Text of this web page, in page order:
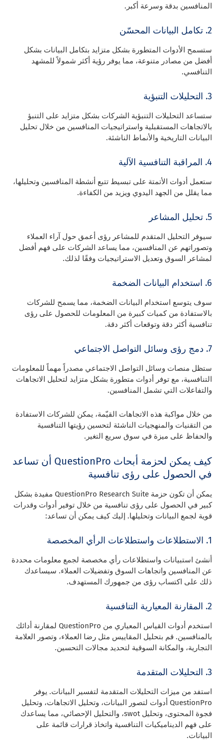
المنافسين بدقة وسرعة أكبر.
2. تكامل البيانات المحسّن
ستسمح الأدوات المتطورة بشكل متزايد بتكامل البيانات بشكل
أفضل من مصادر متنوعة، مما يوفر رؤية أكثر شمولاً للمشهد
التنافسي.
3. التحليلات التنبؤية
ستساعد التحليلات التنبؤية الشركات بشكل متزايد على التنبؤ
بالاتجاهات المستقبلية واستراتيجيات المنافسين من خلال تحليل
البيانات التاريخية والأنماط الناشئة.
4. المراقبة التنافسية الآلية
ستعمل أدوات الأتمتة على تبسيط تتبع أنشطة المنافسين وتحليلها،
مما يقلل من الجهد اليدوي ويزيد من الكفاءة.
5. تحليل المشاعر
سيوفر التحليل المتقدم للمشاعر رؤى أعمق حول آراء العملاء
وتصوراتهم عن المنافسين، مما يساعد الشركات على فهم أفضل
لمشاعر السوق وتعديل الاستراتيجيات وفقًا لذلك.
6. استخدام البيانات الضخمة
سوف يتوسع استخدام البيانات الضخمة، مما يسمح للشركات
بالاستفادة من كميات كبيرة من المعلومات للحصول على رؤى
تنافسية أكثر دقة وتوقعات أكثر دقة.
7. دمج رؤى وسائل التواصل الاجتماعي
ستظل منصات وسائل التواصل الاجتماعي مصدراً مهماً للمعلومات
التنافسية، مع توفر أدوات متطورة بشكل متزايد لتحليل الاتجاهات
والتفاعلات التي تشمل المنافسين.
من خلال مواكبة هذه الاتجاهات القيّمة، يمكن للشركات الاستفادة
من التقنيات والمنهجيات الناشئة لتحسين رؤيتها التنافسية
والحفاظ على ميزة في سوق سريع التغير.
كيف يمكن لحزمة أبحاث QuestionPro أن تساعد
في الحصول على رؤى تنافسية
يمكن أن تكون حزمة QuestionPro Research Suite مفيدة بشكل
كبير في الحصول على رؤى تنافسية من خلال توفير أدوات وقدرات
قوية لجمع البيانات وتحليلها. إليك كيف يمكن أن تساعد:
1. الاستطلاعات واستطلاعات الرأي المخصصة
أنشئ استبيانات واستطلاعات رأي مخصصة لجمع معلومات محددة
عن المنافسين واتجاهات السوق وتفضيلات العملاء. سيساعدك
ذلك على اكتساب رؤى من جمهورك المستهدف.
2. المقارنة المعيارية التنافسية
استخدم أدوات القياس المعياري من QuestionPro لمقارنة أدائك
بالمنافسين. قم بتحليل المقاييس مثل رضا العملاء، وتصور العلامة
التجارية، والمكانة السوقية لتحديد مجالات التحسين.
3. التحليلات المتقدمة
استفد من ميزات التحليلات المتقدمة لتفسير البيانات. يوفر
QuestionPro أدوات لتصور البيانات، وتحليل الاتجاهات، وتحليل
فجوة المحتوى، وتحليل swot، والتحليل الإحصائي، مما يساعدك
على فهم الديناميكيات التنافسية واتخاذ قرارات قائمة على
البيانات.